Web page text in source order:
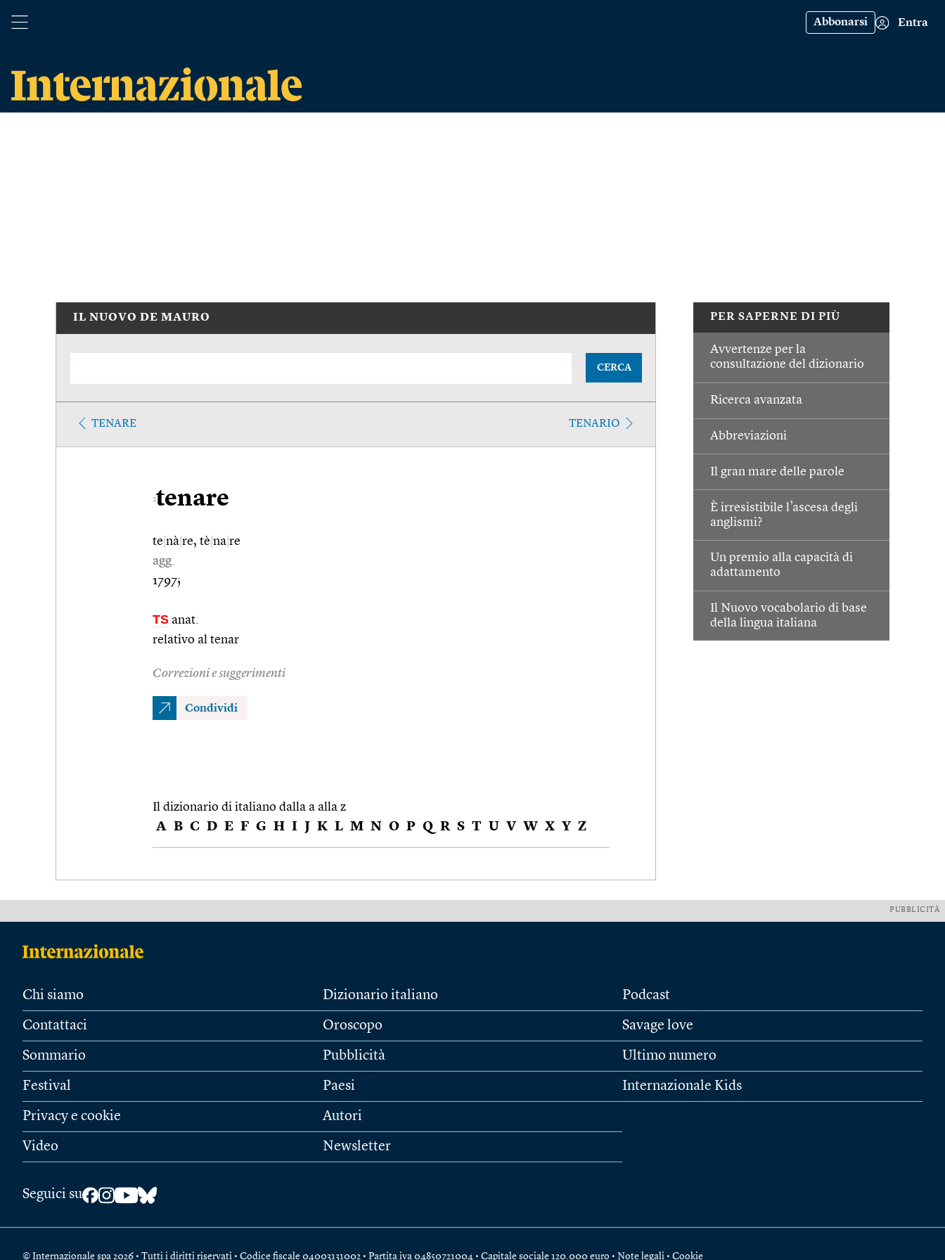
Abbonarsi Entra
PER SAPERNE DI PIÙ
Avvertenze per la
consultazione del dizionario
Ricerca avanzata
Abbreviazioni
Il gran mare delle parole
È irresistibile l’ascesa degli
anglismi?
Un premio alla capacità di
adattamento
Il Nuovo vocabolario di base
della lingua italiana
IL NUOVO DE MAURO
CERCA
TENARE TENARIO
2tenare
te nà re, tè na re
agg.
1797;
TS anat.
relativo al tenar
Correzioni e suggerimenti
Condividi
Il dizionario di italiano dalla a alla z
A B C D E F G H I J K L M N O P Q R S T U V W X Y Z
PUBBLICITÀ
Chi siamo
Contattaci
Sommario
Festival
Privacy e cookie
Video
Dizionario italiano
Oroscopo
Pubblicità
Paesi
Autori
Newsletter
Podcast
Savage love
Ultimo numero
Internazionale Kids
Seguici su
© Internazionale spa 2026 • Tutti i diritti riservati • Codice fiscale 04003131002 • Partita iva 04850721004 • Capitale sociale 120.000 euro • Note legali • Cookie